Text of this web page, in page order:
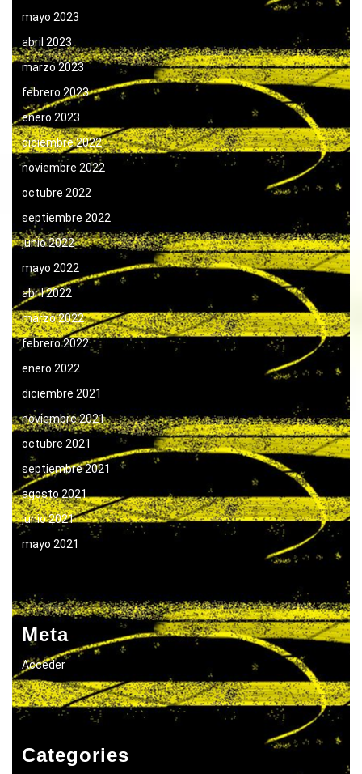
mayo 2023
abril 2023
marzo 2023
febrero 2023
enero 2023
diciembre 2022
noviembre 2022
octubre 2022
septiembre 2022
junio 2022
mayo 2022
abril 2022
marzo 2022
febrero 2022
enero 2022
diciembre 2021
noviembre 2021
octubre 2021
septiembre 2021
agosto 2021
junio 2021
mayo 2021
Meta
Acceder
Categories